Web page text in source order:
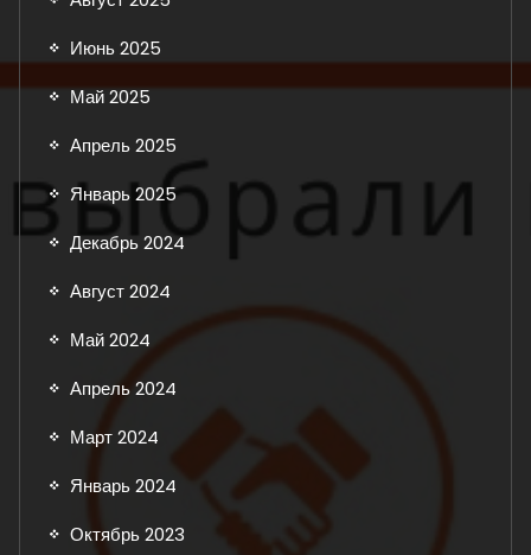
Июнь 2025
Май 2025
Апрель 2025
Январь 2025
Декабрь 2024
Август 2024
Май 2024
Апрель 2024
Март 2024
Январь 2024
Октябрь 2023